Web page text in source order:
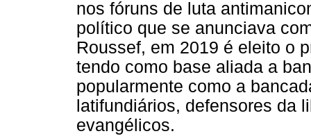
nos fóruns de luta
político que se anunciava
Roussef, em 2019 é eleito o
tendo como base aliada a
popularmente como a
latifundiários, defensores da
evangélicos.